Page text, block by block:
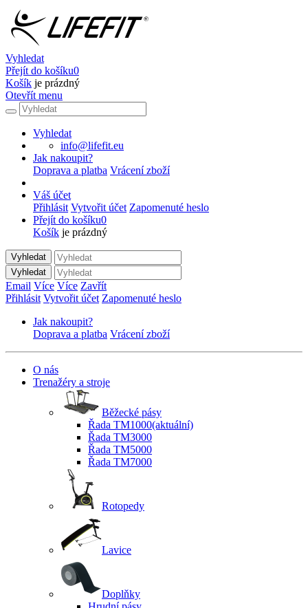
Vyhledat
Přejít do košíku0
Košík je prázdný
Otevřít menu
Vyhledat
info@lifefit.eu
Jak nakoupit?
Doprava a platba Vrácení zboží
Váš účet
Přihlásit Vytvořit účet Zapomenuté heslo
Přejít do košíku0
Košík je prázdný
Vyhledat
Vyhledat
Email Více Více Zavřít
Přihlásit Vytvořit účet Zapomenuté heslo
Jak nakoupit?
Doprava a platba Vrácení zboží
O nás
Trenažéry a stroje
Běžecké pásy
Řada TM1000(aktuální)
Řada TM3000
Řada TM5000
Řada TM7000
Rotopedy
Lavice
Doplňky